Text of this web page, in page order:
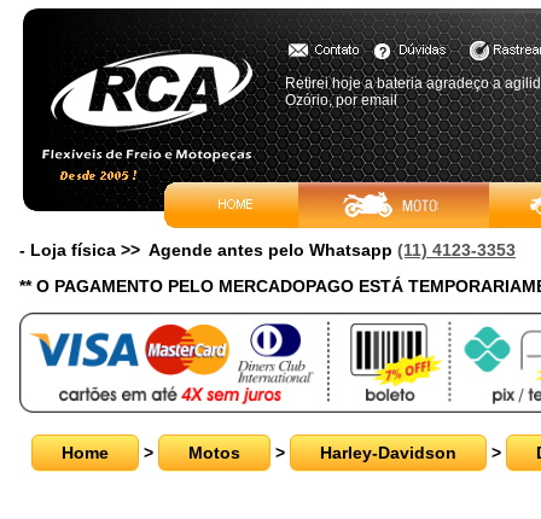
Retirei hoje a bateria agradeço a
Ozório, por email
- Loja física >> Agende antes pelo Whatsapp (11) 4123-3353
** O PAGAMENTO PELO MERCADOPAGO ESTÁ
Home > Motos > Harley-Davidson >